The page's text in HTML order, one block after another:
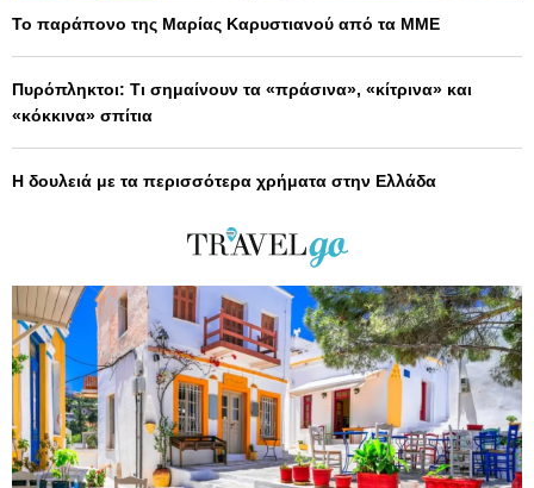
Το παράπονο της Μαρίας Καρυστιανού από τα ΜΜΕ
Πυρόπληκτοι: Τι σημαίνουν τα «πράσινα», «κίτρινα» και
«κόκκινα» σπίτια
Η δουλειά με τα περισσότερα χρήματα στην Ελλάδα